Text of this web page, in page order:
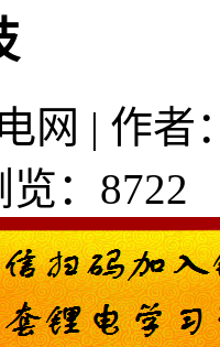
网 | 作者
览：8722